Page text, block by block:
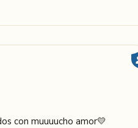
con muuuucho amor💛